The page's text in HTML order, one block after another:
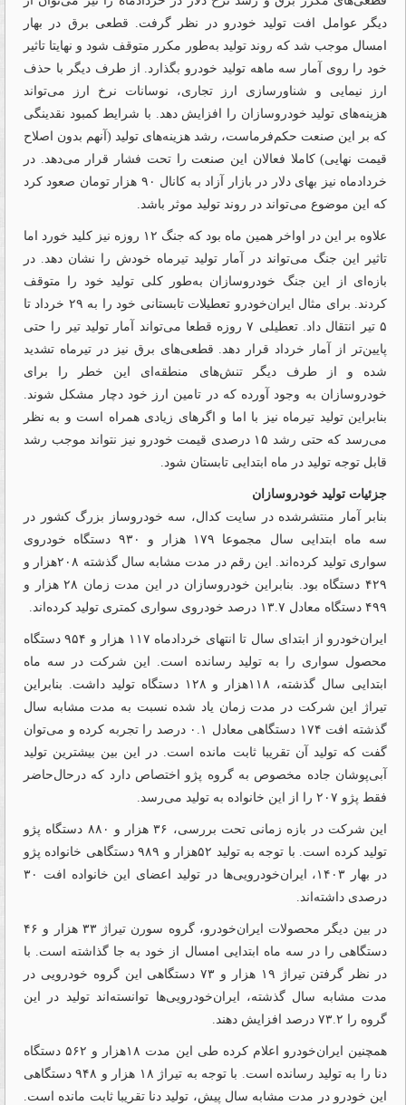
دیگر عوامل افت تولید خودرو در نظر گرفت. قطعی برق در بهار
امسال موجب شد که روند تولید به‌طور مکرر متوقف شود و نهایتا تاثیر
خود را روی آمار سه ماهه تولید خودرو بگذارد. از طرف دیگر با حذف
ارز نیمایی و شناورسازی ارز تجاری، نوسانات نرخ ارز می‌تواند
هزینه‌های تولید خودروسازان را افزایش دهد. با شرایط کمبود نقدینگی
که بر این صنعت حکم‌فرماست، رشد هزینه‌های تولید (آنهم بدون اصلاح
قیمت نهایی) کاملا فعالان این صنعت را تحت فشار قرار می‌دهد. در
خردادماه نیز بهای دلار در بازار آزاد به کانال ۹۰ هزار تومان صعود کرد
که این موضوع می‌تواند در روند تولید موثر باشد.
علاوه بر این در اواخر همین ماه بود که جنگ ۱۲ روزه نیز کلید خورد اما
تاثیر این جنگ می‌تواند در آمار تولید تیرماه خودش را نشان دهد. در
بازه‌ای از این جنگ خودروسازان به‌طور کلی تولید خود را متوقف
کردند. برای مثال ایران‌خودرو تعطیلات تابستانی خود را به ۲۹ خرداد تا
۵ تیر انتقال داد. تعطیلی ۷ روزه قطعا می‌تواند آمار تولید تیر را حتی
پایین‌تر از آمار خرداد قرار دهد. قطعی‌های برق نیز در تیرماه تشدید
شده و از طرف دیگر تنش‌های منطقه‌ای این خطر را برای
خودروسازان به وجود آورده که در تامین ارز خود دچار مشکل شوند.
بنابراین تولید تیرماه نیز با اما و اگرهای زیادی همراه است و به نظر
می‌رسد که حتی رشد ۱۵ درصدی قیمت خودرو نیز نتواند موجب رشد
قابل توجه تولید در ماه ابتدایی تابستان شود.
جزئیات تولید خودروسازان
بنابر آمار منتشرشده در سایت کدال، سه خودروساز بزرگ کشور در
سه ماه ابتدایی سال مجموعا ۱۷۹ هزار و ۹۳۰ دستگاه خودروی
سواری تولید کرده‌‌‌‌‌‌‌‌‌‌‌‌اند. این رقم در مدت مشابه سال گذشته ۲۰۸هزار و
۴۲۹ دستگاه بود. بنابراین خودروسازان در این مدت زمان ۲۸ هزار و
۴۹۹ دستگاه معادل ۱۳.۷ درصد خودروی سواری کمتری تولید کرده‌‌‌‌اند.
ایران‌‌‌‌‌‌‌‌‌‌‌‌‌‌‌‌‌‌‌‌‌‌‌‌‌‌‌‌‌‌‌‌‌‌‌‌‌‌‌‌‌‌‌‌‌‌‌‌‌‌‌‌‌‌‌‌‌‌‌‌‌‌‌‌‌‌‌‌‌‌‌‌‌‌‌‌‌‌‌‌‌‌‌‌‌‌‌‌‌‌‌‌‌‌‌‌‌‌‌‌‌‌‌‌‌‌‌‌خودرو از ابتدای سال تا انتهای خردادماه ۱۱۷ هزار و ۹۵۴ دستگاه
محصول سواری را به تولید رسانده است. این شرکت در سه‌ ماه
ابتدایی سال گذشته، ۱۱۸هزار و ۱۲۸ دستگاه تولید داشت. بنابراین
تیراژ این شرکت در مدت زمان یاد شده نسبت به مدت مشابه سال
گذشته افت ۱۷۴ دستگاهی معادل ۰.۱ درصد را تجربه کرده و می‌توان
گفت که تولید آن تقریبا ثابت مانده است. در این بین بیشترین تولید
آبی‌پوشان جاده‌‌‌‌‌‌‌‌‌‌‌‌‌‌‌‌‌‌‌‌‌‌‌‌‌‌‌‌‌‌‌‌‌‌‌‌‌‌‌‌‌‌‌‌‌‌‌‌‌‌‌‌‌‌‌‌‌‌‌‌‌‌‌‌‌‌‌‌‌‌‌‌‌‌‌‌‌‌‌‌‌‌‌‌‌‌‌‌‌‌‌‌‌‌‌‌‌‌‌‌‌‌‌‌‌‌‌‌‌‌‌‌‌‌‌‌‌‌‌‌‌‌‌‌‌‌‌‌‌‌‌‌‌‌‌‌‌‌‌‌‌‌‌‌‌‌‌‌‌‌‌‌‌‌‌‌‌‌‌‌‌‌‌‌‌‌‌‌‌‌‌‌‌‌‌‌‌‌‌‌‌‌‌‌‌‌‌‌‌‌‌‌‌‌‌‌‌‌‌‌‌‌‌‌‌‌‌‌‌‌‌‌‌‌‌‌ مخصوص به گروه پژو اختصاص دارد که در‌‌‌‌‌‌‌‌‌‌‌‌‌‌‌‌‌‌‌‌‌‌‌‌‌‌‌‌‌‌‌‌‌‌‌‌‌‌‌‌‌‌‌‌‌‌‌‌‌‌‌‌‌‌‌‌‌‌‌‌‌‌‌‌‌‌‌‌‌‌‌‌‌‌‌‌‌‌‌‌‌‌‌‌‌‌‌‌‌‌‌‌‌‌‌‌‌‌‌‌‌‌‌‌‌‌‌‌حال‌‌‌‌‌‌‌‌‌‌‌‌‌‌‌‌‌‌‌‌‌‌‌‌‌‌‌‌‌‌‌‌‌‌‌‌‌‌‌‌‌‌‌‌‌‌‌‌‌‌‌‌‌‌‌‌‌‌‌‌‌‌‌‌‌‌‌‌‌‌‌‌‌‌‌‌‌‌‌‌‌‌‌‌‌‌‌‌‌‌‌‌‌‌‌‌‌‌‌‌‌‌‌‌‌‌‌‌حاضر
فقط پژو ۲۰۷ را از این خانواده به تولید می‌‌‌‌‌‌‌‌‌‌‌‌‌‌‌‌‌‌‌‌‌‌‌‌‌‌‌‌‌‌‌‌‌‌‌‌‌‌‌‌‌‌‌‌‌‌‌‌‌‌‌‌‌‌‌‌‌‌‌‌‌‌‌‌‌‌‌‌‌‌‌‌‌‌‌‌‌‌‌‌‌‌‌‌‌‌‌‌‌‌‌‌‌‌‌‌‌‌‌‌‌‌‌‌‌‌‌‌رسد.
این شرکت در بازه زمانی تحت بررسی، ۳۶ هزار و ۸۸۰ دستگاه پژو
تولید کرده است. با توجه به تولید ۵۲هزار و ۹۸۹ دستگاهی خانواده پژو
در بهار ۱۴۰۳، ایران‌‌‌‌خودرویی‌‌‌‌ها در تولید اعضای این خانواده افت ۳۰
درصدی د‌‌‌‌اشته‌‌‌‌اند.
در بین دیگر محصولات ایران‌‌‌‌‌‌‌‌‌‌‌‌‌‌‌‌‌‌‌‌‌‌‌‌‌‌‌‌‌‌‌‌‌‌‌‌‌‌‌‌‌‌‌‌‌‌‌‌‌‌‌‌‌‌‌‌‌‌‌‌‌‌‌‌‌‌‌‌‌‌‌‌‌‌‌‌‌‌‌‌‌‌‌‌‌‌‌‌‌‌‌‌‌‌‌‌‌‌‌‌‌‌‌‌‌‌‌‌‌‌‌‌‌‌‌‌‌‌‌‌‌‌‌‌‌‌‌‌‌‌‌‌‌‌‌‌‌‌‌‌‌‌‌‌‌‌‌‌‌‌‌‌‌‌‌‌‌‌‌‌‌‌‌‌‌‌‌‌‌‌‌‌‌‌‌‌‌‌‌‌‌‌‌‌‌‌‌‌‌‌‌‌‌‌‌‌‌‌‌‌‌‌‌‌‌‌‌‌‌‌‌‌‌‌‌‌‌‌‌‌‌‌‌‌‌‌‌‌‌‌‌‌‌‌‌‌‌‌‌‌‌‌‌‌‌‌‌‌‌‌‌‌‌‌‌‌‌‌‌‌‌‌‌‌‌‌‌‌‌‌‌‌‌‌‌‌‌‌‌‌‌‌‌‌‌‌‌‌‌‌‌‌‌‌‌‌‌‌‌‌‌‌‌‌‌‌‌‌‌‌‌‌‌‌‌‌‌‌‌‌‌‌‌‌خودرو، گروه سورن تیراژ ۳۳ هزار و ۴۶
دستگاهی را در سه ماه ابتدایی امسال از خود به جا گذاشته است. با
در نظر گرفتن تیراژ ۱۹ هزار و ۷۳ دستگاهی این گروه خودرویی در
مدت مشابه سال گذشته، ایران‌‌‌‌خودرویی‌‌‌‌ها توانسته‌‌‌‌‌‌‌‌‌‌‌‌‌‌‌‌‌‌‌‌‌‌‌‌‌‌‌‌‌‌‌‌‌‌‌‌‌‌‌‌‌‌‌‌‌‌‌‌‌‌‌‌‌‌‌‌‌‌‌‌‌‌‌‌‌‌‌‌‌‌‌‌‌‌‌‌‌‌‌‌‌‌‌‌‌‌‌‌‌‌‌‌‌‌‌‌‌‌‌‌‌‌‌‌‌‌‌‌اند تولید در این
گروه را ۷۳.۲ درصد افزایش دهند.
همچنین ایران‌‌‌‌‌‌‌‌‌‌‌‌‌‌‌‌‌‌‌‌‌‌‌‌‌‌‌‌‌‌‌‌‌‌‌‌‌‌‌‌‌‌‌‌‌‌‌‌‌‌‌‌‌‌‌‌‌‌‌‌‌‌‌‌‌‌‌‌‌‌‌‌‌‌‌‌‌‌‌‌‌‌‌‌‌‌‌‌‌‌‌‌‌‌‌‌‌‌‌‌‌‌‌‌‌‌‌‌خودرو اعلام کرده طی این مدت ۱۸هزار و ۵۶۲ دستگاه
دنا را به تولید رسانده است. با توجه به تیراژ ۱۸ هزار و ۹۴۸ دستگاهی
این خودرو در مدت مشابه سال پیش، تولید دنا تقریبا ثابت مانده است.